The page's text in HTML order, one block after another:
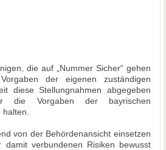
die auf „Nummer Sicher“ gehen
der eigenen zuständigen
diese Stellungnahmen abgegeben
die Vorgaben der bayrischen
von der Behördenansicht einsetzen
verbundenen Risiken bewusst